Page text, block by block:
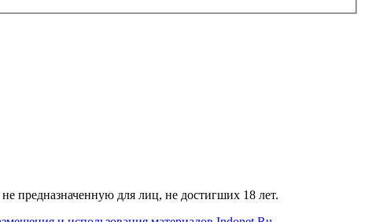
предназначенную для лиц, не достигших 18 лет.